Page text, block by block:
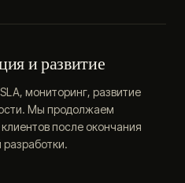
и развитие
мониторинг, развитие
Мы продолжаем
после окончания